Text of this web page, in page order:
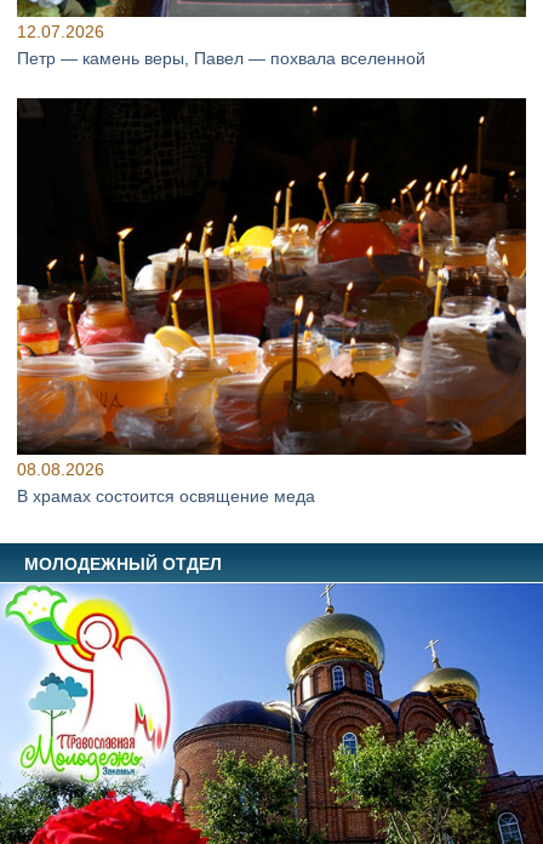
12.07.2026
Петр — камень веры, Павел — похвала вселенной
08.08.2026
В храмах состоится освящение меда
МОЛОДЕЖНЫЙ ОТДЕЛ